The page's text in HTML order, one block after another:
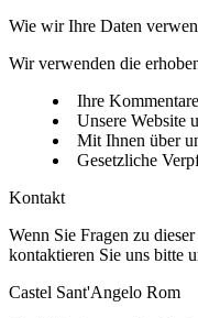
Wie wir Ihre Daten
Wir verwenden die
Ihre
Unsere Website
Mit Ihnen über
Gesetzliche
Kontakt
Wenn Sie Fragen zu
kontaktieren Sie uns bitte
Castel Sant'Angelo Rom